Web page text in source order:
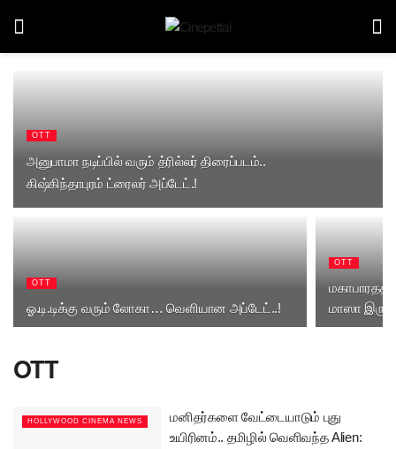
OTT
அனுபாமா நடிப்பில் வரும் த்ரில்லர் திரைப்படம்..
கிஷ்கிந்தாபுரம் ட்ரைலர் அப்டேட்.!
OTT
ஓ.டி.டிக்கு வரும் லோகா… வெளியான அப்டேட்..!
OTT
மாஸா
OTT
HOLLYWOOD CINEMA NEWS
மனிதர்களை வேட்டையாடும் புது
உயிரினம்.. தமிழில் வெளிவந்த Alien: